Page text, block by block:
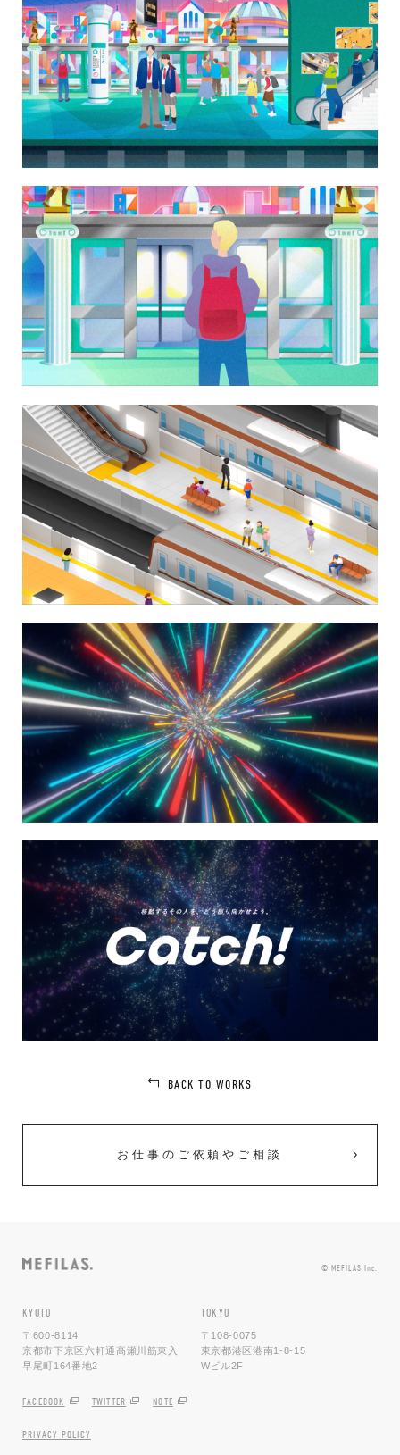
BACK TO WORKS
お仕事のご依頼やご相談
KYOTO
〒600-8114
京都市下京区六軒通高瀬川筋東入
早尾町164番地2
TOKYO
〒108-0075
東京都港区港南1-8-15
Wビル2F
FACEBOOK TWITTER NOTE
PRIVACY POLICY
© MEFILAS Inc.